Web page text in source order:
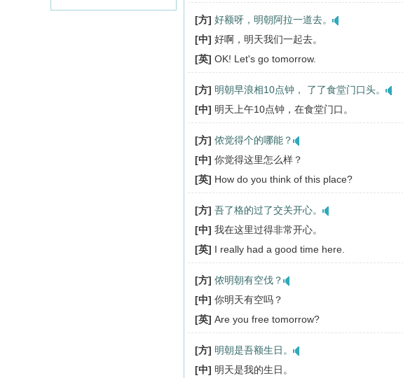
[方] 好额呀，明朝阿拉一道去。
[中] 好啊，明天我们一起去。
[英] OK! Let's go tomorrow.
[方] 明朝早浪相10点钟， 了了食堂门口头。
[中] 明天上午10点钟，在食堂门口。
[方] 侬觉得个的哪能？
[中] 你觉得这里怎么样？
[英] How do you think of this place?
[方] 吾了格的过了交关开心。
[中] 我在这里过得非常开心。
[英] I really had a good time here.
[方] 侬明朝有空伐？
[中] 你明天有空吗？
[英] Are you free tomorrow?
[方] 明朝是吾额生日。
[中] 明天是我的生日。